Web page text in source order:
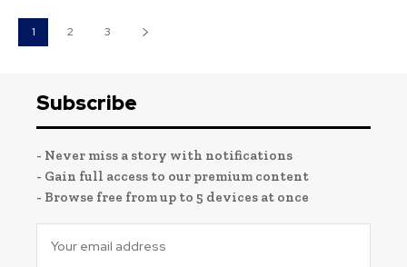
1 2 3
Subscribe
- Never miss a story with notifications
- Gain full access to our premium content
- Browse free from up to 5 devices at once